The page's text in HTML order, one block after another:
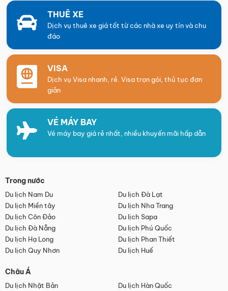
THUÊ XE
Dịch vụ thuê xe giá tốt từ các nhà xe uy tín và chu
đáo
VISA
Dịch vụ Visa nhanh, rẻ. Visa trọn gói, thủ tục đơn
giản
VÉ MÁY BAY
Vé máy bay giá rẻ nhất, nhiều khuyến mãi hấp dẫn
Trong nước
Du lịch Nam Du
Du lịch Đà Lạt
Du lịch Miền tây
Du lịch Nha Trang
Du lịch Côn Đảo
Du lịch Sapa
Du lịch Đà Nẵng
Du lịch Phú Quốc
Du lịch Hạ Long
Du lịch Phan Thiết
Du lịch Quy Nhơn
Du lịch Huế
Châu Á
Du lịch Nhật Bản
Du lịch Hàn Quốc